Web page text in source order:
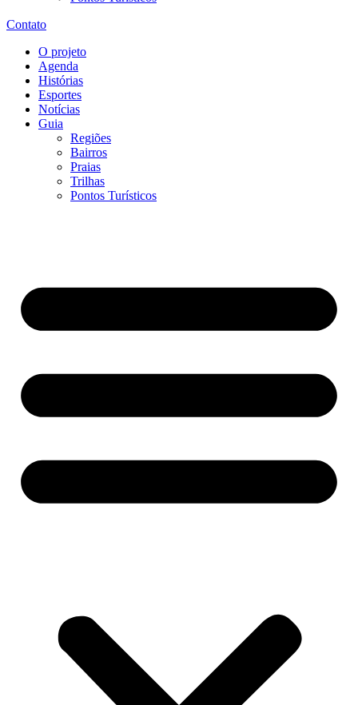
Contato
O projeto
Agenda
Histórias
Esportes
Notícias
Guia
Regiões
Bairros
Praias
Trilhas
Pontos Turísticos